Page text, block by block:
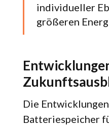
individueller
größeren
Die
Batteriespeicher